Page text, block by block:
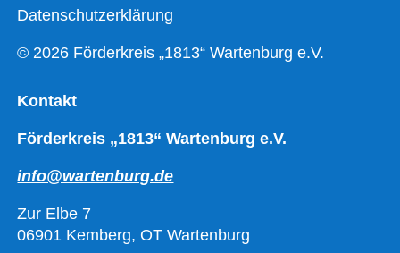
Datenschutzerklärung
© 2026 Förderkreis „1813“ Wartenburg e.V.
Kontakt
Förderkreis „1813“ Wartenburg e.V.
info@wartenburg.de
Zur Elbe 7
06901 Kemberg, OT Wartenburg